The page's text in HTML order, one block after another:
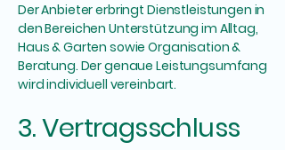
Der Anbieter erbringt Dienstleistungen in
den Bereichen Unterstützung im Alltag,
Haus & Garten sowie Organisation &
Beratung. Der genaue Leistungsumfang
wird individuell vereinbart.
3. Vertragsschluss